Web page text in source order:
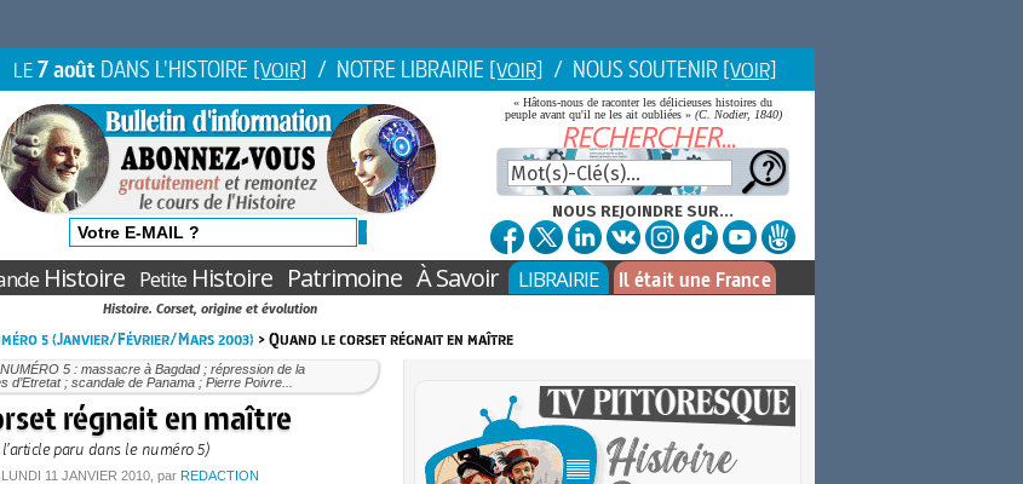
LE7 août DANS L'HISTOIRE [VOIR] / NOTRE LIBRAIRIE [VOIR] / NOUS SOUTENIR [VOIR]
« Hâtons-nous de raconter les délicieuses histoires du
peuple avant qu'il ne les ait oubliées » (C. Nodier, 1840)
NOUS REJOINDRE SUR...
Histoire PetiteHistoire Patrimoine À Savoir LIBRAIRIE Il était une France
Histoire. Corset, origine et évolution
5 (Janvier/Février/Mars 2003) > Quand le corset régnait en maître
5 : massacre à Bagdad ; répression de la
d’Etretat ; scandale de Panama ; Pierre Poivre...
régnait en maître
paru dans le numéro 5)
LUNDI 11 JANVIER 2010 , par REDACTION